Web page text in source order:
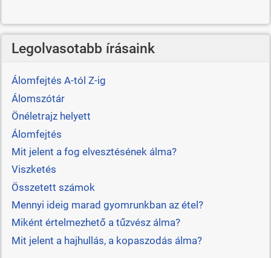
Legolvasotabb írásaink
Álomfejtés A-tól Z-ig
Álomszótár
Önéletrajz helyett
Álomfejtés
Mit jelent a fog elvesztésének álma?
Viszketés
Összetett számok
Mennyi ideig marad gyomrunkban az étel?
Miként értelmezhető a tűzvész álma?
Mit jelent a hajhullás, a kopaszodás álma?